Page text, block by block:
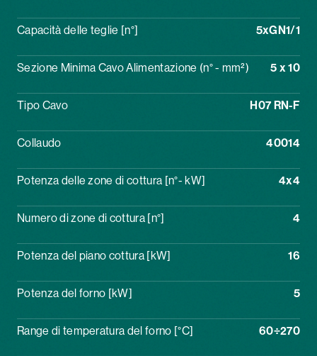
Capacità delle teglie [n°] 5xGN1/1
Sezione Minima Cavo Alimentazione (n° - mm²) 5 x 10
Tipo Cavo H07 RN-F
Collaudo 40014
Potenza delle zone di cottura [n°- kW] 4x4
Numero di zone di cottura [n°] 4
Potenza del piano cottura [kW] 16
Potenza del forno [kW] 5
Range di temperatura del forno [°C] 60÷270